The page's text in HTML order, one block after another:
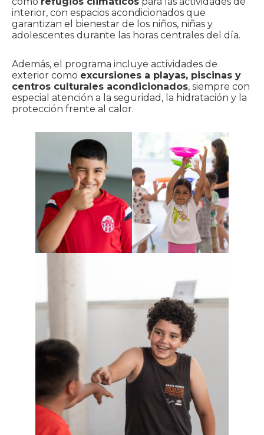
interior, con espacios acondicionados que
garantizan el bienestar de los niños, niñas y
adolescentes durante las horas centrales del día.
Además, el programa incluye actividades de
exterior como excursiones a playas, piscinas y
centros culturales acondicionados, siempre con
especial atención a la seguridad, la hidratación y la
protección frente al calor.